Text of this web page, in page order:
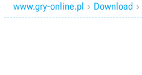
www.gry-online.pl  Download 